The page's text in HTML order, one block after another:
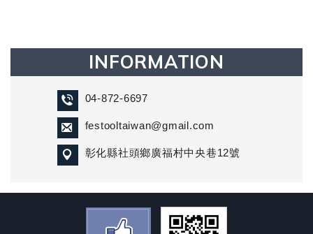
INFORMATION
04-872-6697
festooltaiwan@gmail.com
彰化縣社頭鄉廣福村中央巷12號